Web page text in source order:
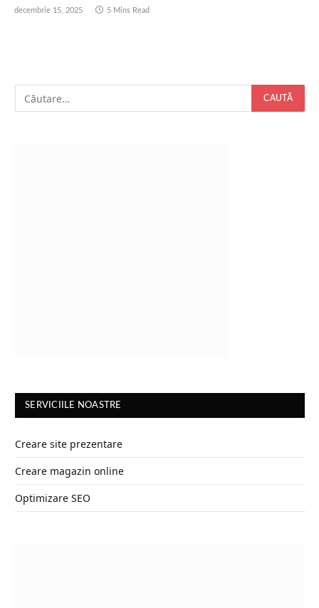
decembrie 15, 2025 5 Mins Read
SERVICIILE NOASTRE
Creare site prezentare
Creare magazin online
Optimizare SEO